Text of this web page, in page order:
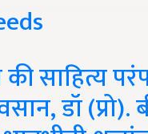
साहित्य
डॉ (प्रो).